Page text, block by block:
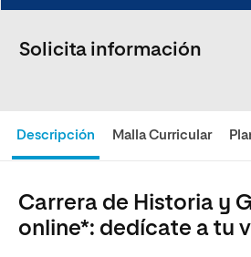
Descripción Malla Curricular
Carrera de Historia y
online*: dedícate a tu
Solicita información